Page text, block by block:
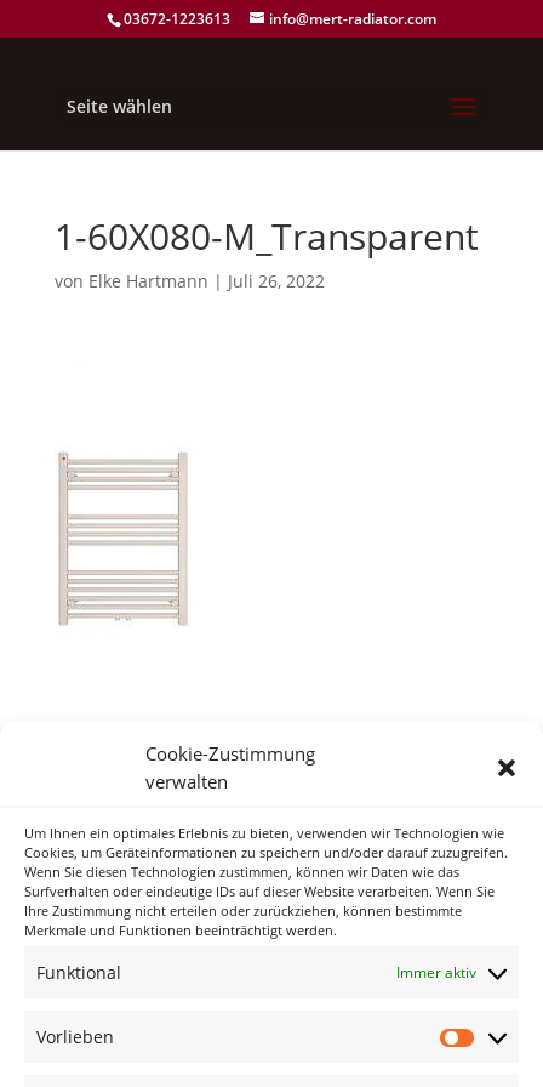
Cookie-Zustimmung
verwalten
Um Ihnen ein optimales Erlebnis zu bieten, verwenden wir Technologien wie
Cookies, um Geräteinformationen zu speichern und/oder darauf zuzugreifen.
Wenn Sie diesen Technologien zustimmen, können wir Daten wie das
Surfverhalten oder eindeutige IDs auf dieser Website verarbeiten. Wenn Sie
Ihre Zustimmung nicht erteilen oder zurückziehen, können bestimmte
Merkmale und Funktionen beeinträchtigt werden.
Funktional Immer aktiv
Vorlieben
03672-1223613 info@mert-radiator.com
Seite wählen
1-60X080-M_Transparent
von Elke Hartmann | Juli 26, 2022
Neueste Kommentare
Archiv
Keine Kategorien